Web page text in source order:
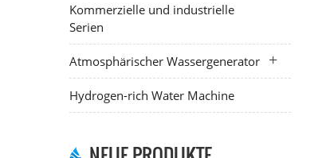
Kommerzielle und industrielle
Serien
Atmosphärischer Wassergenerator
Hydrogen-rich Water Machine